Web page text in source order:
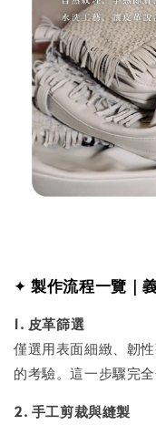
✦ 製作流程一覽｜
1. 皮革篩選
僅選用表面細緻、韌
的考驗。這一步驟完
2. 手工剪裁與縫製